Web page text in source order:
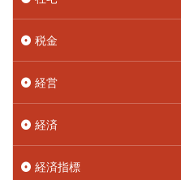
税金
経営
経済
経済指標